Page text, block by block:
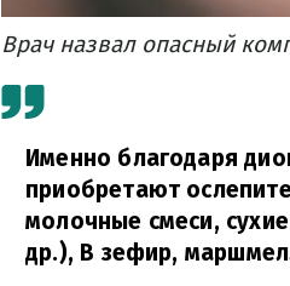
Врач назвал опасный
Именно благодаря
приобретают
молочные смеси,
др.), В зефир,